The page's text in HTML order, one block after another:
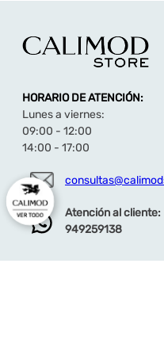
el día. Perfecto para
Descubre más modelos
HORARIO DE ATENCIÓN:
Lunes a viernes:
09:00 - 12:00
14:00 - 17:00
Atención al cliente:
949259138